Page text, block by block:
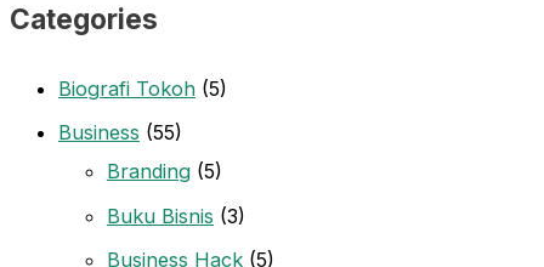
Categories
Biografi Tokoh (5)
Business (55)
Branding (5)
Buku Bisnis (3)
Business Hack (5)